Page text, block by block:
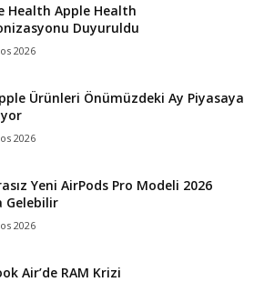
Health Apple Health
Duyuruldu
2026
Ürünleri Önümüzdeki Ay Piyasaya
2026
Yeni AirPods Pro Modeli 2026
Gelebilir
2026
Air’de RAM Krizi